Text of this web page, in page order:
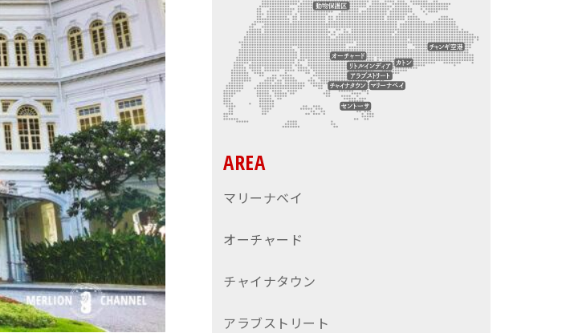
AREA
マリーナベイ
オーチャード
チャイナタウン
アラブストリート